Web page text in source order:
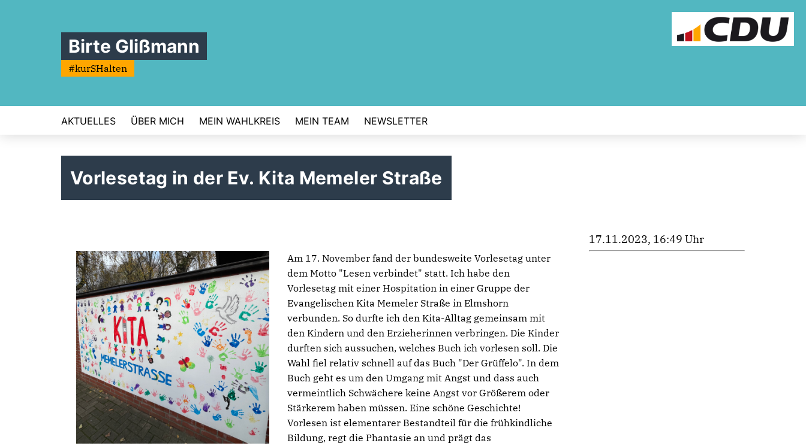
Birte Glißmann
#kurSHalten
AKTUELLES ÜBER MICH MEIN WAHLKREIS MEIN TEAM NEWSLETTER
Vorlesetag in der Ev. Kita Memeler Straße
Am 17. November fand der bundesweite Vorlesetag unter
dem Motto "Lesen verbindet" statt. Ich habe den
Vorlesetag mit einer Hospitation in einer Gruppe der
Evangelischen Kita Memeler Straße in Elmshorn
verbunden. So durfte ich den Kita-Alltag gemeinsam mit
den Kindern und den Erzieherinnen verbringen. Die Kinder
durften sich aussuchen, welches Buch ich vorlesen soll. Die
Wahl fiel relativ schnell auf das Buch "Der Grüffelo". In dem
Buch geht es um den Umgang mit Angst und dass auch
vermeintlich Schwächere keine Angst vor Größerem oder
Stärkerem haben müssen. Eine schöne Geschichte!
Vorlesen ist elementarer Bestandteil für die frühkindliche
Bildung, regt die Phantasie an und prägt das
17.11.2023, 16:49 Uhr